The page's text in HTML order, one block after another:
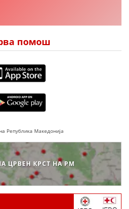
помош
Република Македонија
ЦРВЕН КРСТ НА РМ